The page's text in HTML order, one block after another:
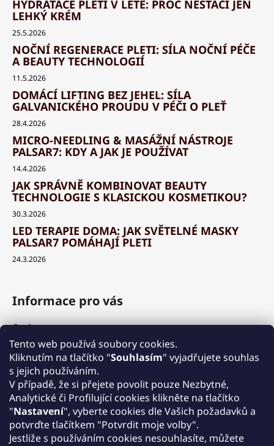
Tento web používá soubory cookies.
Kliknutím na tlačítko "Souhlasím" vyjadřujete souhlas
s jejich používáním.
V případě, že si přejete povolit pouze Nezbytné,
Analytické či Profilující cookies klikněte na tlačítko
"Nastavení", vyberte cookies dle Vašich požadavků a
potvrďte tlačítkem "Potvrdit moje volby".
Jestliže s používáním cookies nesouhlasíte, můžete
HYDRATACE PLETI V LÉTĚ: PROČ NESTAČÍ JEN
LEHKÝ KRÉM
25.5.2026
NOČNÍ REGENERACE PLETI: SÍLA NOČNÍ PÉČE
A BEAUTY TECHNOLOGIÍ
11.5.2026
DOMÁCÍ LIFTING BEZ JEHEL: SÍLA
GALVANICKÉHO PROUDU V PÉČI O PLEŤ
28.4.2026
MICRO-NEEDLING & MASÁŽNÍ NÁSTROJE
PALSAR7: KDY A JAK JE POUŽÍVAT
14.4.2026
JAK SPRÁVNĚ KOMBINOVAT BEAUTY
TECHNOLOGIE S KLASICKOU KOSMETIKOU?
30.3.2026
LED TERAPIE DOMA: JAK SVĚTELNÉ MASKY
PALSAR7 POMÁHAJÍ PLETI
24.3.2026
Informace pro vás
O nás
Výhody a garance
Množstevní slevy
Způsob nákupu a dopravy
Reklamace
Obchodní podmínky
Podmínky ochrany osobních údajů
Kontakt
Zpětný odběr elektrozařízení